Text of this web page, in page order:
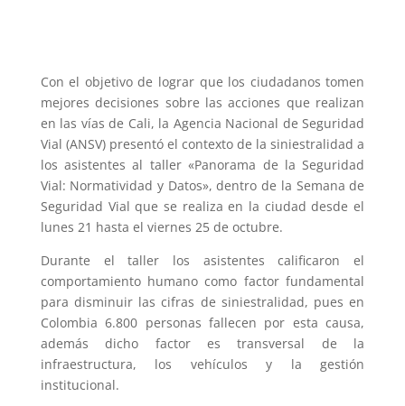
Con el objetivo de lograr que los ciudadanos tomen
mejores decisiones sobre las acciones que realizan
en las vías de Cali, la Agencia Nacional de Seguridad
Vial (ANSV) presentó el contexto de la siniestralidad a
los asistentes al taller «Panorama de la Seguridad
Vial: Normatividad y Datos», dentro de la Semana de
Seguridad Vial que se realiza en la ciudad desde el
lunes 21 hasta el viernes 25 de octubre.
Durante el taller los asistentes calificaron el
comportamiento humano como factor fundamental
para disminuir las cifras de siniestralidad, pues en
Colombia 6.800 personas fallecen por esta causa,
además dicho factor es transversal de la
infraestructura, los vehículos y la gestión
institucional.